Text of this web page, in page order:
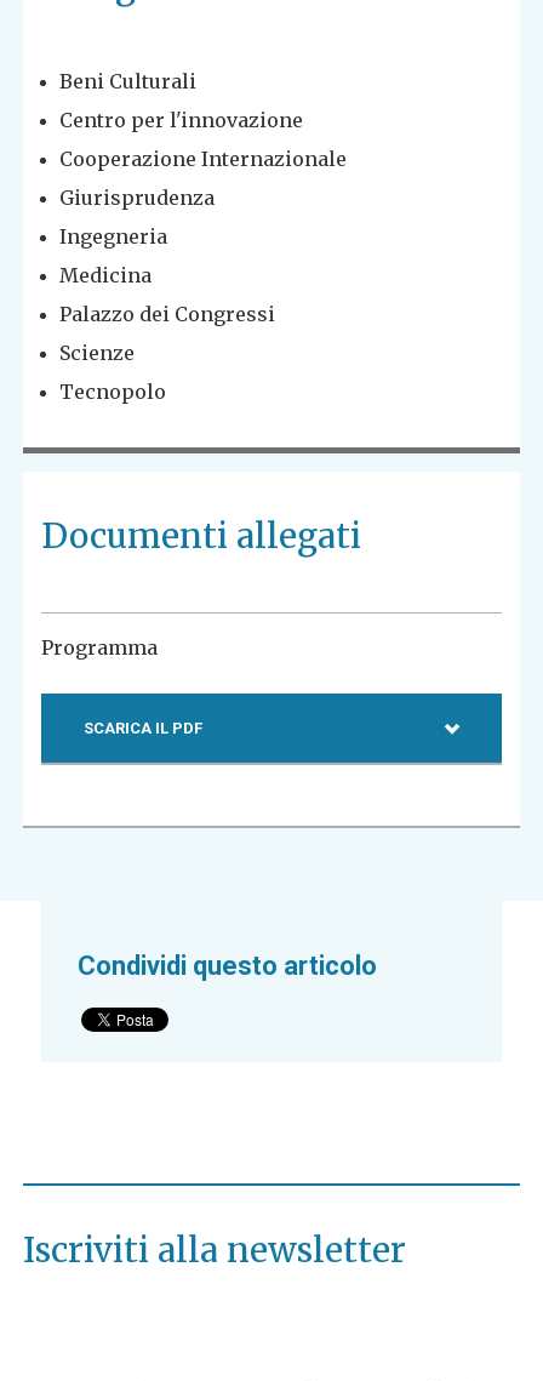
Beni Culturali
Centro per l'innovazione
Cooperazione Internazionale
Giurisprudenza
Ingegneria
Medicina
Palazzo dei Congressi
Scienze
Tecnopolo
Documenti allegati
Programma
SCARICA IL PDF
Condividi questo articolo
Iscriviti alla newsletter